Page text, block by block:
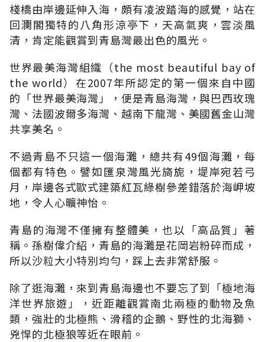
棧橋由岸邊延伸入海，頗有凌波踏海的感覺，站在
回瀾閣獨特的八角形涼亭下，天高氣爽，雲淡風
清，肯定能觀賞到青島灣最出色的風光。
世界最美海灣組織（the most beautiful bay of
the world）在2007年所認定的第一個來自中國
的「世界最美海灣」，便是青島海灣，與巴西玫瑰
灣、法國波爾多海灣、越南下龍灣、美國舊金山灣
共享美名。
不過青島不只這一個海灘，總共有49個海灘，每
個都有特色。譬如匯泉灣風光旖旎，堤岸宛若弓
月，岸邊各式歐式建築紅瓦綠樹參差錯落於海岬坡
地，令人心曠神怡。
青島的海灣不僅擁有整體美，也以「高品質」著
稱。孫樹偉介紹，青島的海灘是花岡岩粉碎而成，
所以沙粒大小特別均勻，踩上去非常舒服。
除了逛海灘，來到青島海邊也不要忘了到「極地海
洋世界旅遊」，近距離觀賞南北兩極的動物及魚
類，強壯的北極熊、滑稽的企鵝、野性的北海獅、
兇悍的北極狼等近在眼前。